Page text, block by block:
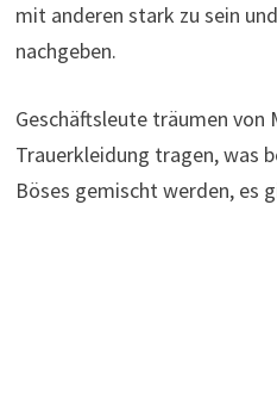
mit anderen stark zu sein
nachgeben.
Geschäftsleute träumen von
Trauerkleidung tragen, was
Böses gemischt werden, es